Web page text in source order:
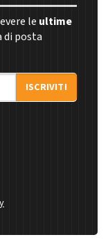
le ultime
posta
ISCRIVITI